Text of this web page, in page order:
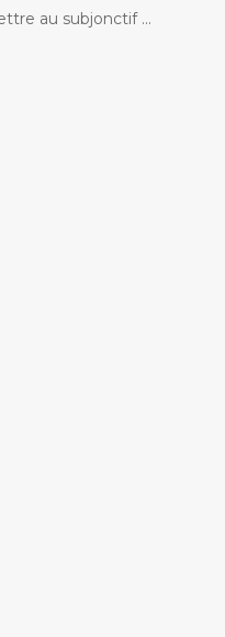
au subjonctif ...